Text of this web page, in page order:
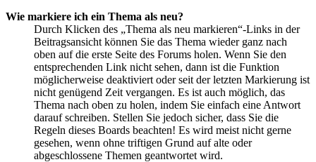
Wie markiere ich ein Thema als neu?
Durch Klicken des „Thema als neu markieren“-Links in der
Beitragsansicht können Sie das Thema wieder ganz nach
oben auf die erste Seite des Forums holen. Wenn Sie den
entsprechenden Link nicht sehen, dann ist die Funktion
möglicherweise deaktiviert oder seit der letzten Markierung ist
nicht genügend Zeit vergangen. Es ist auch möglich, das
Thema nach oben zu holen, indem Sie einfach eine Antwort
darauf schreiben. Stellen Sie jedoch sicher, dass Sie die
Regeln dieses Boards beachten! Es wird meist nicht gerne
gesehen, wenn ohne triftigen Grund auf alte oder
abgeschlossene Themen geantwortet wird.